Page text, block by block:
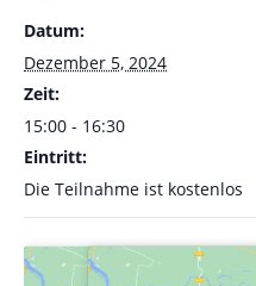
Datum:
Dezember 5, 2024
Zeit:
15:00 - 16:30
Eintritt:
Die Teilnahme ist kostenlos